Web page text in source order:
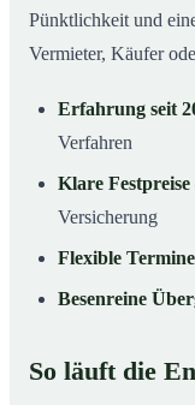
Pünktlichkeit und
Vermieter, Käufer
Erfahrung seit
Verfahren
Klare Festpreise
Versicherung
Flexible Termine
Besenreine
So läuft die